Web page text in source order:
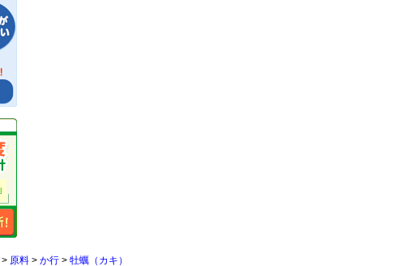
> 原料 > か行 > 牡蠣（カキ）